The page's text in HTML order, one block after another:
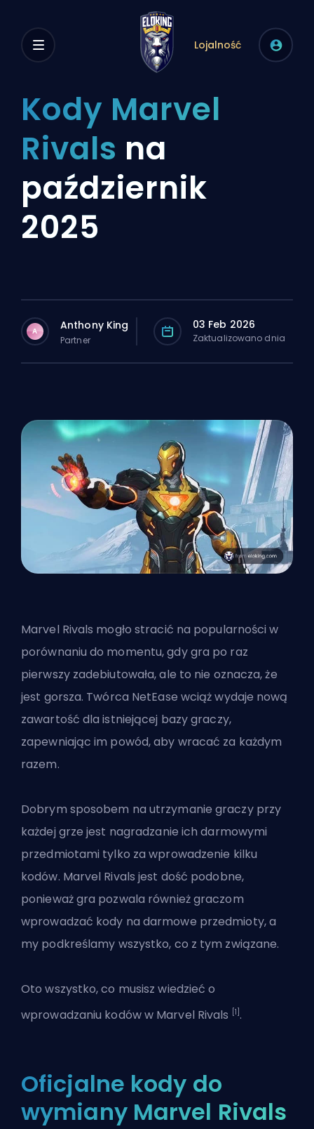
Lojalność
Kody Marvel
Rivals na
październik
2025
A Anthony King
Partner
03 Feb 2026
Zaktualizowano dnia
Marvel Rivals mogło stracić na popularności w
porównaniu do momentu, gdy gra po raz
pierwszy zadebiutowała, ale to nie oznacza, że
jest gorsza. Twórca NetEase wciąż wydaje nową
zawartość dla istniejącej bazy graczy,
zapewniając im powód, aby wracać za każdym
razem.
Dobrym sposobem na utrzymanie graczy przy
każdej grze jest nagradzanie ich darmowymi
przedmiotami tylko za wprowadzenie kilku
kodów. Marvel Rivals jest dość podobne,
ponieważ gra pozwala również graczom
wprowadzać kody na darmowe przedmioty, a
my podkreślamy wszystko, co z tym związane.
Oto wszystko, co musisz wiedzieć o
wprowadzaniu kodów w Marvel Rivals [1] .
Oficjalne kody do
wymiany Marvel Rivals